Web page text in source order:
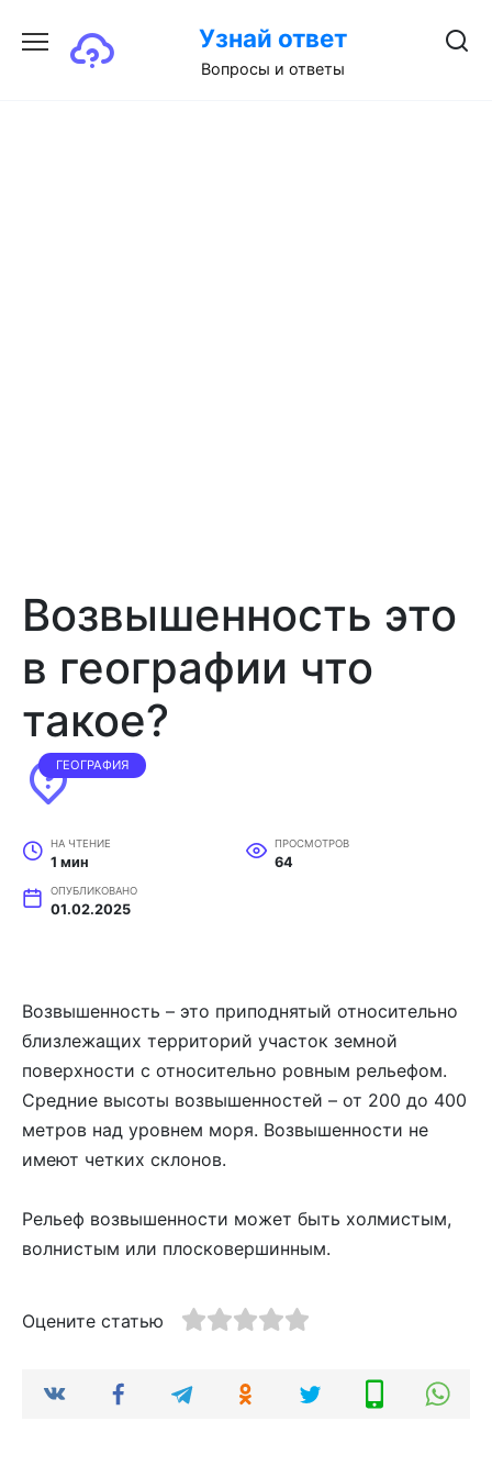
содержанию
Узнай ответ
Вопросы и ответы
Возвышенность это
в географии что
такое?
ГЕОГРАФИЯ
НА ЧТЕНИЕ
1 мин
ПРОСМОТРОВ
64
ОПУБЛИКОВАНО
01.02.2025
Возвышенность – это приподнятый относительно
близлежащих территорий участок земной
поверхности с относительно ровным рельефом.
Средние высоты возвышенностей – от 200 до 400
метров над уровнем моря. Возвышенности не
имеют четких склонов.
Рельеф возвышенности может быть холмистым,
волнистым или плосковершинным.
Оцените статью